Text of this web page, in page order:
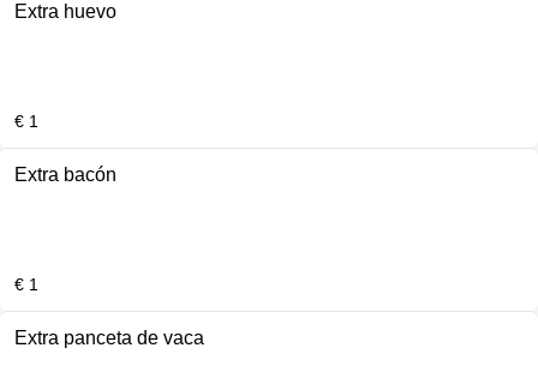
Extra huevo
€ 1
Extra bacón
€ 1
Extra panceta de vaca